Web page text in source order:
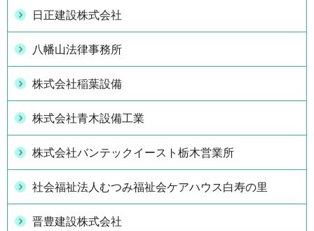
日正建設株式会社
八幡山法律事務所
株式会社稲葉設備
株式会社青木設備工業
株式会社バンテックイースト栃木営業所
社会福祉法人むつみ福祉会ケアハウス白寿の里
晋豊建設株式会社